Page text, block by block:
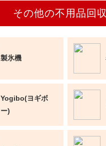
その他の不用品回
製氷機
Yogibo(ヨギボ
ー)